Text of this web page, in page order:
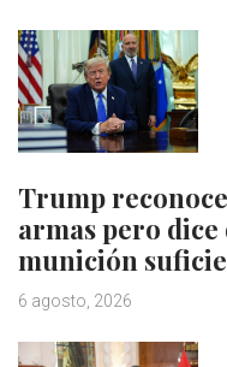
Trump
armas pero dice
munición
6 agosto, 2026